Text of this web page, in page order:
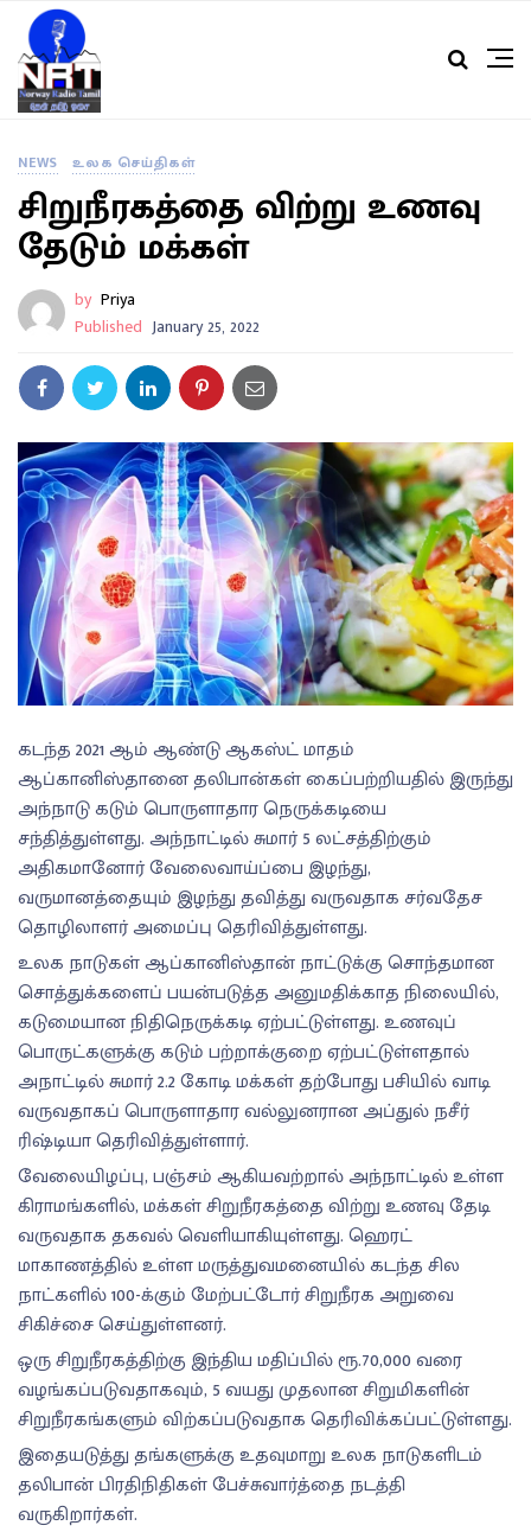
NEWS உலக செய்திகள்
சிறுநீரகத்தை விற்று உணவு
தேடும் மக்கள்
by Priya
Published January 25, 2022
கடந்த 2021 ஆம் ஆண்டு ஆகஸ்ட் மாதம்
ஆப்கானிஸ்தானை தலிபான்கள் கைப்பற்றியதில் இருந்து
அந்நாடு கடும் பொருளாதார நெருக்கடியை
சந்தித்துள்ளது. அந்நாட்டில் சுமார் 5 லட்சத்திற்கும்
அதிகமானோர் வேலைவாய்ப்பை இழந்து,
வருமானத்தையும் இழந்து தவித்து வருவதாக சர்வதேச
தொழிலாளர் அமைப்பு தெரிவித்துள்ளது.
உலக நாடுகள் ஆப்கானிஸ்தான் நாட்டுக்கு சொந்தமான
சொத்துக்களைப் பயன்படுத்த அனுமதிக்காத நிலையில்,
கடுமையான நிதிநெருக்கடி ஏற்பட்டுள்ளது. உணவுப்
பொருட்களுக்கு கடும் பற்றாக்குறை ஏற்பட்டுள்ளதால்
அநாட்டில் சுமார் 2.2 கோடி மக்கள் தற்போது பசியில் வாடி
வருவதாகப் பொருளாதார வல்லுனரான அப்துல் நசீர்
ரிஷ்டியா தெரிவித்துள்ளார்.
வேலையிழப்பு, பஞ்சம் ஆகியவற்றால் அந்நாட்டில் உள்ள
கிராமங்களில், மக்கள் சிறுநீரகத்தை விற்று உணவு தேடி
வருவதாக தகவல் வெளியாகியுள்ளது. ஹெரட்
மாகாணத்தில் உள்ள மருத்துவமனையில் கடந்த சில
நாட்களில் 100-க்கும் மேற்பட்டோர் சிறுநீரக அறுவை
சிகிச்சை செய்துள்ளனர்.
ஒரு சிறுநீரகத்திற்கு இந்திய மதிப்பில் ரூ.70,000 வரை
வழங்கப்படுவதாகவும், 5 வயது முதலான சிறுமிகளின்
சிறுநீரகங்களும் விற்கப்படுவதாக தெரிவிக்கப்பட்டுள்ளது.
இதையடுத்து தங்களுக்கு உதவுமாறு உலக நாடுகளிடம்
தலிபான் பிரதிநிதிகள் பேச்சுவார்த்தை நடத்தி
வருகிறார்கள்.